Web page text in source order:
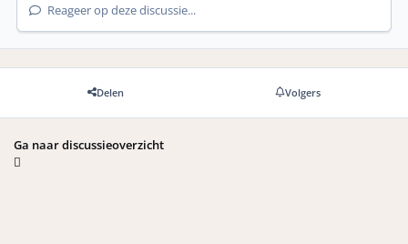
Reageer op deze discussie...
Delen Volgers
Ga naar discussieoverzicht